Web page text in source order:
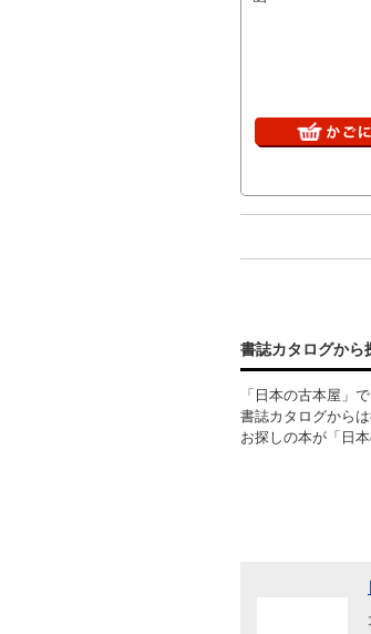
書誌カタログから
「日本の古本屋」
書誌カタログから
お探しの本が「日